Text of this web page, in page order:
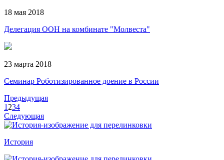
18 мая 2018
Делегация ООН на комбинате "Молвеста"
23 марта 2018
Семинар Роботизированное доение в России
Предыдущая
1 234
Следующая
История